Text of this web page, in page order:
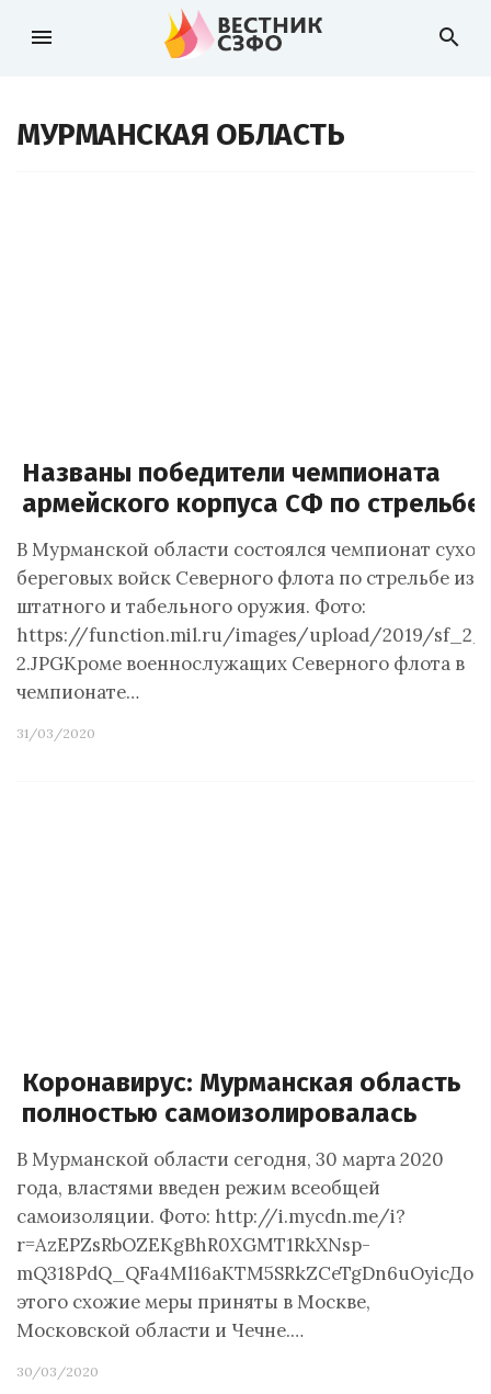
menu search
МУРМАНСКАЯ ОБЛАСТЬ
Названы победители чемпионата
армейского корпуса СФ по стрельбе
В Мурманской области состоялся чемпионат
береговых войск Северного флота по стрельбе из
штатного и табельного оружия. Фото:
https://function.mil.ru/images/upload/2019/
2.JPGКроме военнослужащих Северного флота в
чемпионате…
31/03/2020
Коронавирус: Мурманская область
полностью самоизолировалась
В Мурманской области сегодня, 30 марта 2020
года, властями введен режим всеобщей
самоизоляции. Фото: http://i.mycdn.me/i?
r=AzEPZsRbOZEKgBhR0XGMT1RkXNsp-
mQ318PdQ_QFa4Ml16aKTM5SRkZCeTgDn6uOyicДо
этого схожие меры приняты в Москве,
Московской области и Чечне.…
30/03/2020